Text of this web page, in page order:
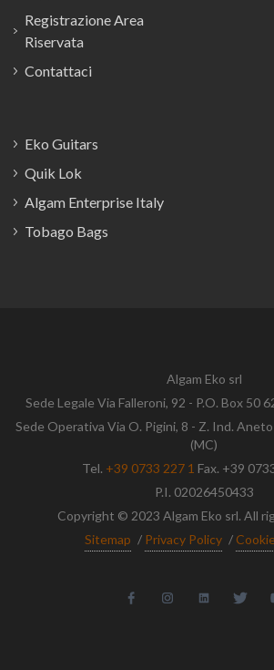
Registrazione Area
Riservata
Contattaci
Eko Guitars
Quik Lok
Algam Enterprise Italy
Tobago Bags
Algam Eko srl
Sede Legale Via Falleroni, 92 - P.O. Box 50
Sede Operativa Via O. Pigini, 8 - Z. Ind.
(MC)
Tel. +39 0733 227 1 Fax. +39
P.I. 02026450433
Copyright © 2023 Algam Eko srl. All
Sitemap / Privacy Policy /